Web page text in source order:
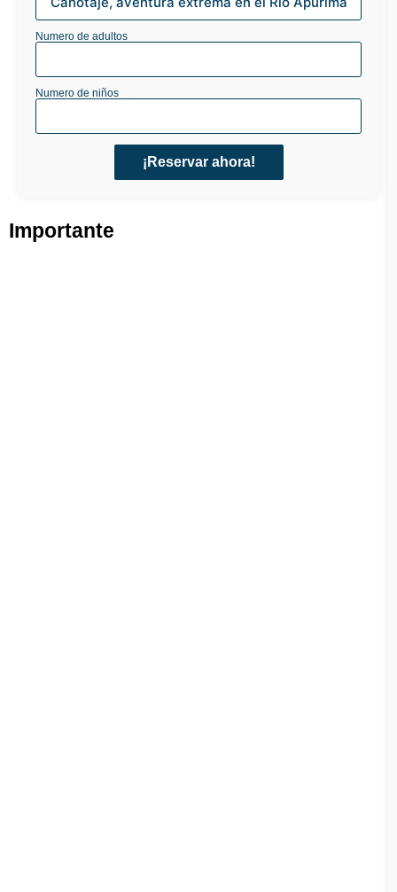
Numero de adultos
Numero de niños
¡Reservar ahora!
Importante